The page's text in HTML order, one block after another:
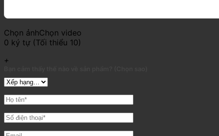
Chọn ảnhChọn video
0 ký tự (Tối thiểu 10)
+